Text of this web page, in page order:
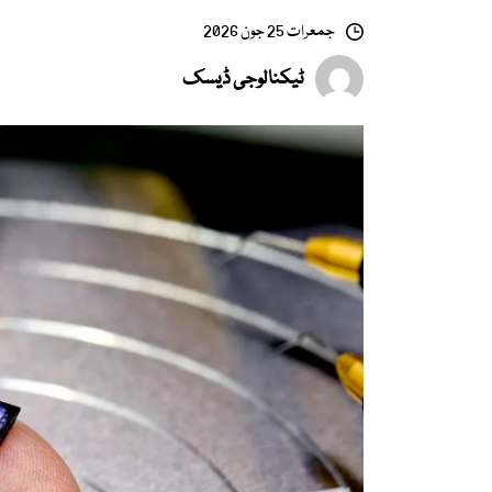
جمعرات 25 جون 2026
ٹیکنالوجی ڈیسک